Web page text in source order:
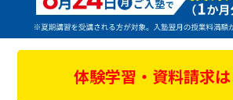
体験学習・資料請求